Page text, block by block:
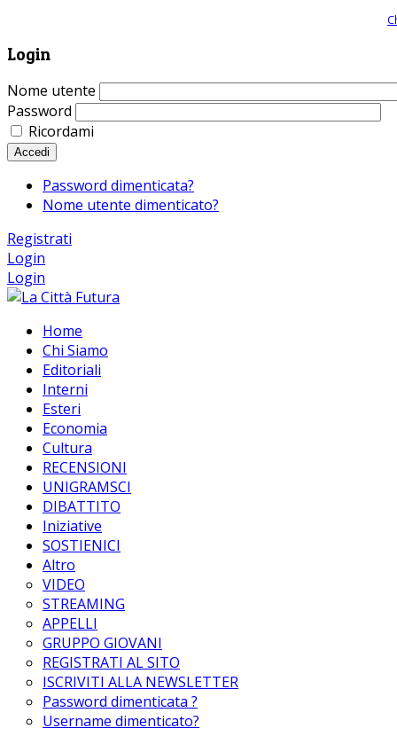
Login
Nome utente
Password
Ricordami
Accedi
Password dimenticata?
Nome utente dimenticato?
Registrati
Login
Login
Home
Chi Siamo
Editoriali
Interni
Esteri
Economia
Cultura
RECENSIONI
UNIGRAMSCI
DIBATTITO
Iniziative
SOSTIENICI
Altro
VIDEO
STREAMING
APPELLI
GRUPPO GIOVANI
REGISTRATI AL SITO
ISCRIVITI ALLA NEWSLETTER
Password dimenticata ?
Username dimenticato?